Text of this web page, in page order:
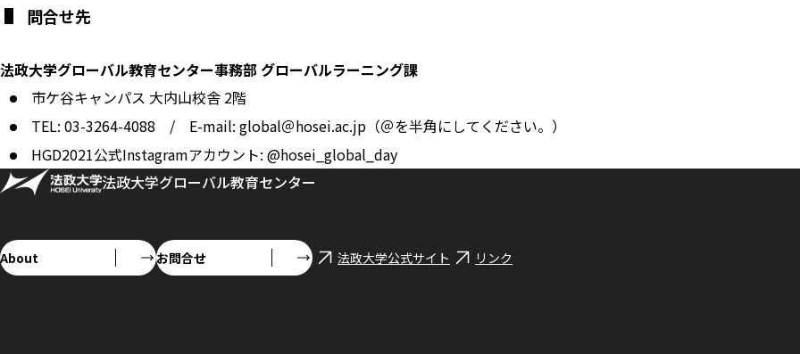
問合せ先
法政大学グローバル教育センター事務部 グローバルラーニング課
市ケ谷キャンパス 大内山校舎 2階
TEL: 03-3264-4088 / E-mail: global＠hosei.ac.jp（＠を半角にしてください。）
HGD2021公式Instagramアカウント: @hosei_global_day
法政大学グローバル教育センター
About お問合せ 法政大学公式サイト リンク